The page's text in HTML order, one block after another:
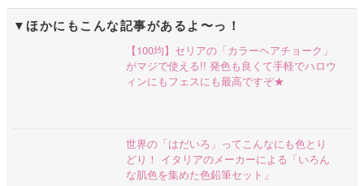
ほかにもこんな記事があるよ〜っ！
【100均】セリアの「カラーヘアチョーク」
がマジで使える!! 発色も良くて手軽でハロウ
ィンにもフェスにも最高ですぞ★
世界の「はだいろ」ってこんなにも色とり
どり！ イタリアのメーカーによる「いろん
な肌色を集めた色鉛筆セット」